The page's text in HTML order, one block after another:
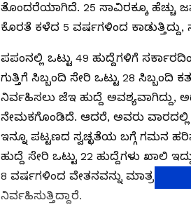
ತೊಂದರೆಯಾಗಿದೆ. 25 ಸಾವಿರಕ್ಕೂ ಹೆಚ್ಚು
ಕೊರತೆ ಕಳೆದ 5 ವರ್ಷಗಳಿಂದ ಕಾಡುತ್ತಿದ್ದು,
ಪಪಂನಲ್ಲಿ ಒಟ್ಟು 49 ಹುದ್ದೆಗಳಿಗೆ
ಗುತ್ತಿಗೆ ಸಿಬ್ಬಂದಿ ಸೇರಿ ಒಟ್ಟು 28 ಸಿಬ್ಬಂದಿ
ನಿರ್ವಹಿಸಲು ಜೆಇ ಹುದ್ದೆ ಅವಶ್ಯವಾಗಿದ್ದು,
ನೇಮಕಗೊಂಡಿದೆ. ಆದರೆ, ಅವರು ವಾರದಲ್ಲಿ
ಇನ್ನೂ ಪಟ್ಟಣದ ಸ್ವಚ್ಛತೆಯ ಬಗ್ಗೆ ಗಮನ
ಹುದ್ದೆ ಸೇರಿ ಒಟ್ಟು 22 ಹುದ್ದೆಗಳು ಖಾಲಿ
8 ವರ್ಷಗಳಿಂದ ವೇತನವನ್ನು ಮಾತ್ರ
ನಿರ್ವಹಿಸುತ್ತಿದ್ದಾರೆ.